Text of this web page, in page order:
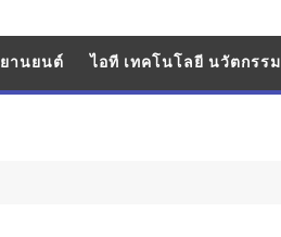
ยานยนต์ ไอที เทคโนโลยี นวัตกรรม